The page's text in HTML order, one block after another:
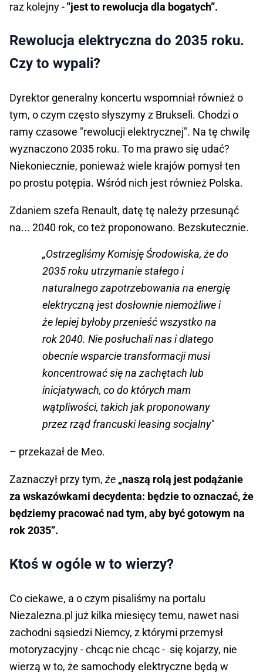
raz kolejny -"jest to rewolucja dla bogatych”.
Rewolucja elektryczna do 2035 roku.
Czy to wypali?
Dyrektor generalny koncertu wspomniał również o
tym, o czym często słyszymy z Brukseli. Chodzi o
ramy czasowe "rewolucji elektrycznej". Na tę chwilę
wyznaczono 2035 roku. To ma prawo się udać?
Niekoniecznie, ponieważ wiele krajów pomysł ten
po prostu potępia. Wśród nich jest również Polska.
Zdaniem szefa Renault, datę tę należy przesunąć
na... 2040 rok, co też proponowano. Bezskutecznie.
„Ostrzegliśmy Komisję Środowiska, że ​​do
2035 roku utrzymanie stałego i
naturalnego zapotrzebowania na energię
elektryczną jest dosłownie niemożliwe i
że lepiej byłoby przenieść wszystko na
rok 2040. Nie posłuchali nas i dlatego
obecnie wsparcie transformacji musi
koncentrować się na zachętach lub
inicjatywach, co do których mam
wątpliwości, takich jak proponowany
przez rząd francuski leasing socjalny"
– przekazał de Meo.
Zaznaczył przy tym, że „naszą rolą jest podążanie
za wskazówkami decydenta: będzie to oznaczać, że
będziemy pracować nad tym, aby być gotowym na
rok 2035”.
Ktoś w ogóle w to wierzy?
Co ciekawe, a o czym pisaliśmy na portalu
Niezalezna.pl już kilka miesięcy temu, nawet nasi
zachodni sąsiedzi Niemcy, z którymi przemysł
motoryzacyjny - chcąc nie chcąc - się kojarzy, nie
wierzą w to, że samochody elektryczne będą w